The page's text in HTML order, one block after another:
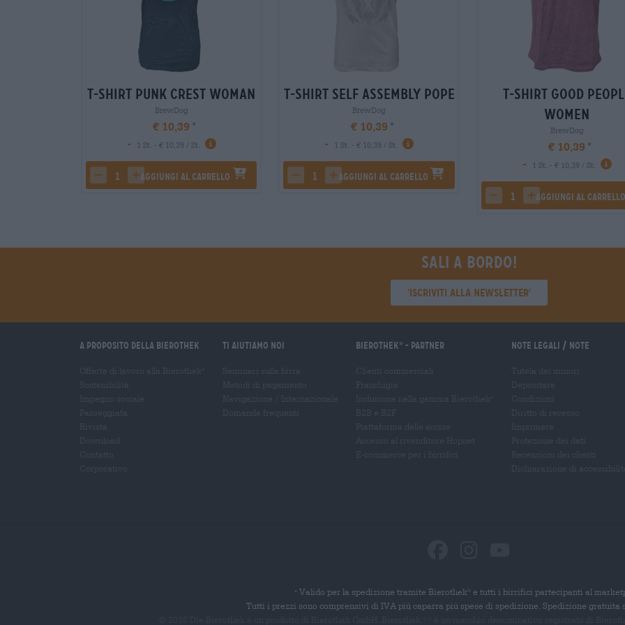
T-Shirt Punk Crest Woman
BrewDog
€ 10,39
-
1 St. - € 10,39 / St.
decrease quantity
increase quantity
Aggiungi al carrello
T-Shirt self assembly pope
BrewDog
€ 10,39
-
1 St. - € 10,39 / St.
decrease quantity
increase quantity
Aggiungi al carrello
T-Shirt good
women
BrewDog
€ 10,39
-
1 St. - € 10,39 / St.
decrease quantity
increase quantity
Aggiungi al carrello
Sali a bordo!
'Iscriviti alla newsletter'
A proposito della Bierothek Ti aiutiamo noi Bierothek - Partner Note legali / Note
* Valido per la spedizione tramite Bierothek
e tutti i birrifici partecipanti al
Tutti i prezzi sono comprensivi di IVA più caparra più spese di spedizione. Spedizione gratuita
marchio denominativo registrato di